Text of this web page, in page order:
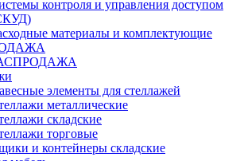
контроля и управления доступом
материалы и комплектующие
элементы для стеллажей
металлические
складские
торговые
и контейнеры складские